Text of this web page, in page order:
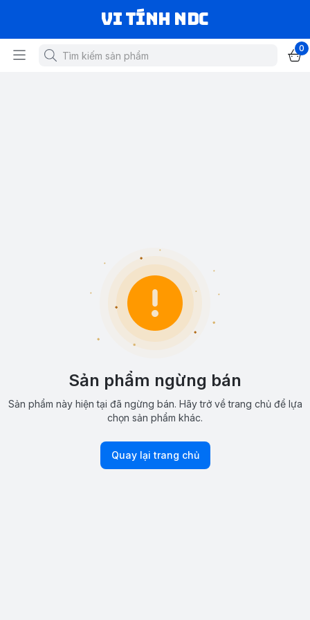
VI TÍNH NDC
0
Sản phẩm ngừng bán
Sản phẩm này hiện tại đã ngừng bán. Hãy trở về trang chủ để lựa
chọn sản phẩm khác.
Quay lại trang chủ